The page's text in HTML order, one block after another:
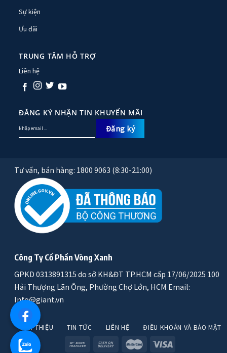
Sự kiện
Ưu đãi
TRUNG TÂM HỖ TRỢ
Liên hệ
ĐĂNG KÝ NHẬN TIN KHUYẾN MÃI
Tư vấn, bán hàng: 1800 9063 (8:30-21:00)
Công Ty Cổ Phần Vòng Xanh
GPKD 0313891315 do sở KH&ĐT TP.HCM cấp 17/06/2025 100
Hải Thượng Lãn Ông, Phường Chợ Lớn, HCM Email:
Info@giant.vn
GIỚI THIỆU TIN TỨC LIÊN HỆ ĐIỀU KHOẢN VÀ BẢO MẬT